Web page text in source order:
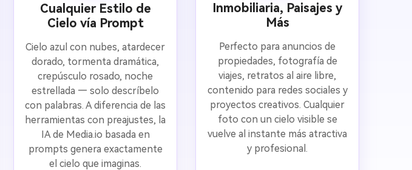
Cualquier Estilo de
Cielo vía Prompt
Cielo azul con nubes, atardecer
dorado, tormenta dramática,
crepúsculo rosado, noche
estrellada — solo descríbelo
con palabras. A diferencia de las
herramientas con preajustes, la
IA de Media.io basada en
prompts genera exactamente
el cielo que imaginas.
Inmobiliaria, Paisajes y
Más
Perfecto para anuncios de
propiedades, fotografía de
viajes, retratos al aire libre,
contenido para redes sociales y
proyectos creativos. Cualquier
foto con un cielo visible se
vuelve al instante más atractiva
y profesional.